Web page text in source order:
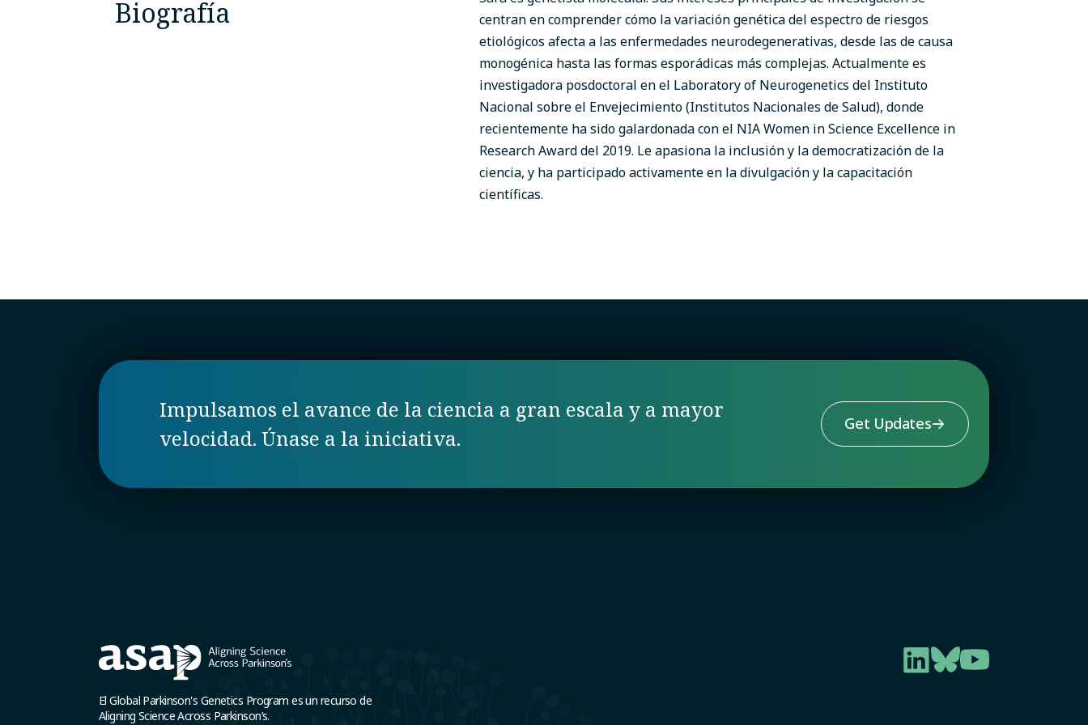
Biografía
centran en comprender cómo la variación genética del espectro de riesgos
etiológicos afecta a las enfermedades neurodegenerativas, desde las de causa
monogénica hasta las formas esporádicas más complejas. Actualmente es
investigadora posdoctoral en el Laboratory of Neurogenetics del Instituto
Nacional sobre el Envejecimiento (Institutos Nacionales de Salud), donde
recientemente ha sido galardonada con el NIA Women in Science Excellence in
Research Award del 2019. Le apasiona la inclusión y la democratización de la
ciencia, y ha participado activamente en la divulgación y la capacitación
científicas.
Impulsamos el avance de la ciencia a gran escala y a mayor
velocidad. Únase a la iniciativa.
Get Updates
El Global Parkinson's Genetics Program es un recurso de
Aligning Science Across Parkinson’s.